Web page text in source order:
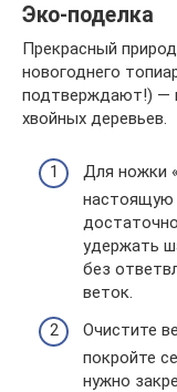
Эко-поделка
Прекрасный
новогоднего
подтверждают!) —
хвойных деревьев.
Для ножки
настоящую
удержать
без
веток.
Очистите
покройте
нужно